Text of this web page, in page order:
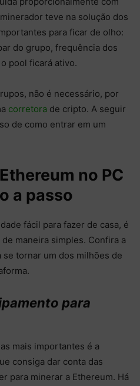
teve na solução dos
para ficar de olho:
do grupo, frequência dos
pool ficará ativo.
não é necessário, por
corretora de cripto. A seguir
de como entrar em um
no PC
a passo
fácil para fazer de casa, é
maneira simples. Confira a
se tornar um dos milhões de
para
mais importantes é a
consiga dar conta das
para minerar a Ethereum. Há